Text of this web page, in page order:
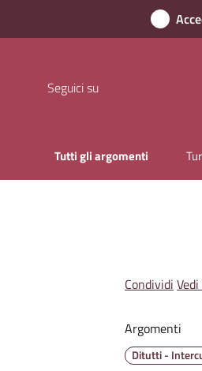
Seguici su
Tutti gli argomenti
Condividi
Argomenti
Ditutti -